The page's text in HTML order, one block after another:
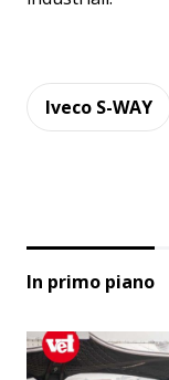
Iveco S-WAY
In primo piano